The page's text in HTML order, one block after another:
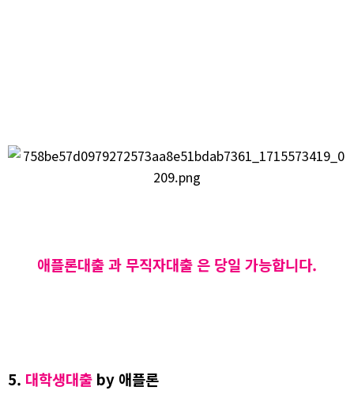
애플론대출 과 무직자대출 은 당일 가능합니다.
5. 대학생대출 by 애플론